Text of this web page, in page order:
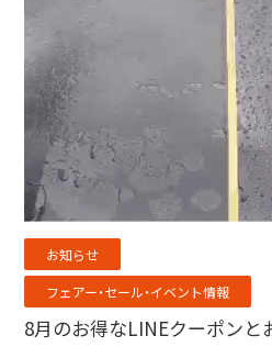
お知らせ
フェアー・セール・イベント情報
8月のお得なLINEクーポンと